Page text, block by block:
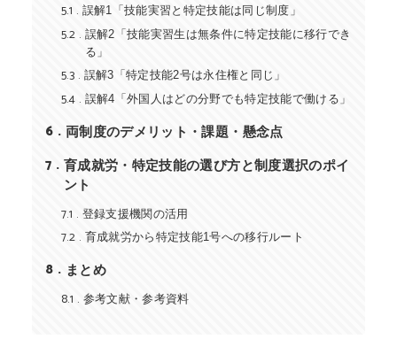
5.1 誤解1「技能実習と特定技能は同じ制度」
5.2
誤解2「技能実習生は無条件に特定技能に移行でき
る」
5.3 誤解3「特定技能2号は永住権と同じ」
5.4 誤解4「外国人はどの分野でも特定技能で働ける」
6 両制度のデメリット・課題・懸念点
7
育成就労・特定技能の選び方と制度選択のポイ
ント
7.1 登録支援機関の活用
7.2 育成就労から特定技能1号への移行ルート
8 まとめ
8.1 参考文献・参考資料